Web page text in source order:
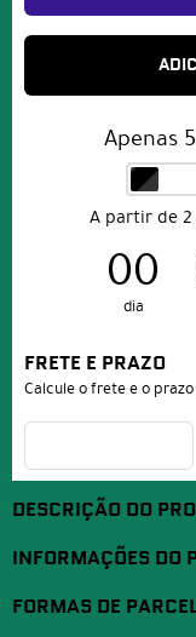
Apenas 5
A partir de 2
00
dia
FRETE E PRAZO
Calcule o frete e o
DESCRIÇÃO DO
INFORMAÇÕES DO
FORMAS DE